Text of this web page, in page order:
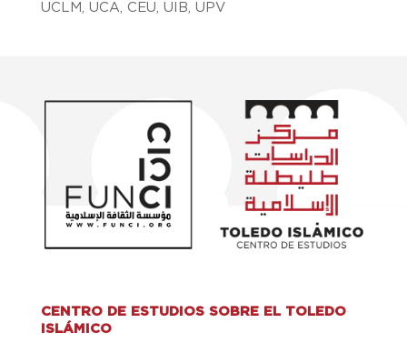
UCLM, UCA, CEU, UIB, UPV
CENTRO DE ESTUDIOS SOBRE EL TOLEDO
ISLÁMICO